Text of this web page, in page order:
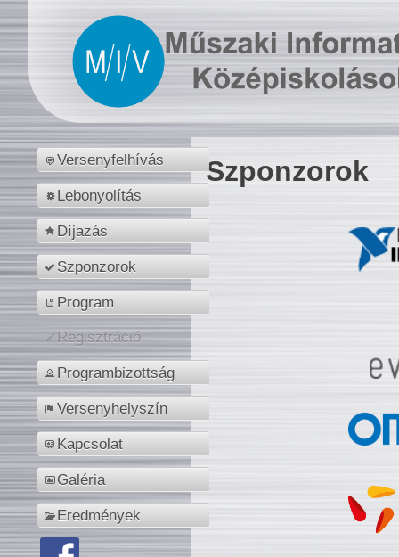
Versenyfelhívás
Lebonyolítás
Díjazás
Szponzorok
Program
Regisztráció
Programbizottság
Versenyhelyszín
Kapcsolat
Galéria
Eredmények
Szponzorok